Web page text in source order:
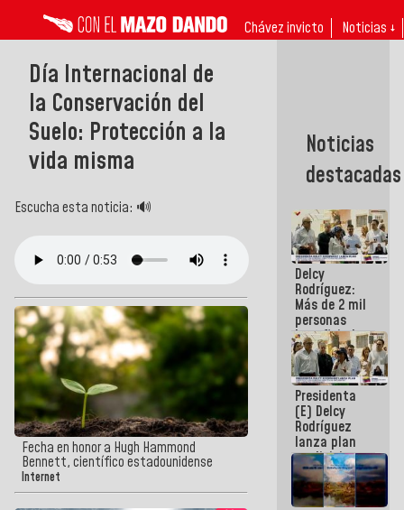
Chávez invicto Noticias ↓
Día Internacional de
la Conservación del
Suelo: Protección a la
vida misma
Escucha esta noticia: 🔊
Fecha en honor a Hugh Hammond
Bennett, científico estadounidense
Internet
Noticias
destacadas
Delcy
Rodríguez:
Más de 2 mil
personas
beneficiadas
con planes
para
atención de
emergencia
sísmica en
la última
semana
Presidenta
(E) Delcy
Rodríguez
lanza plan
crediticio
con subsidio
a Juntas de
Condominio